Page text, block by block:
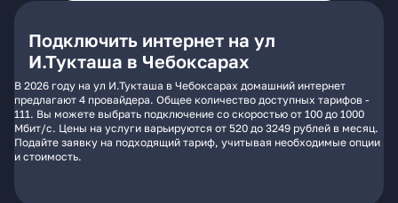
Подключить интернет на ул
И.Тукташа в Чебоксарах
В 2026 году на ул И.Тукташа в Чебоксарах домашний интернет
предлагают 4 провайдера. Общее количество доступных тарифов -
111. Вы можете выбрать подключение со скоростью от 100 до 1000
Мбит/с. Цены на услуги варьируются от 520 до 3249 рублей в месяц.
Подайте заявку на подходящий тариф, учитывая необходимые опции
и стоимость.